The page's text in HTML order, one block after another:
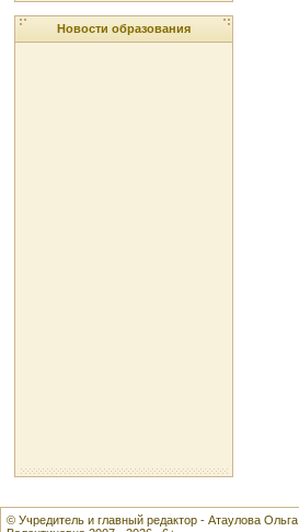
Новости образования
© Учредитель и главный редактор - Атаулова Ольга